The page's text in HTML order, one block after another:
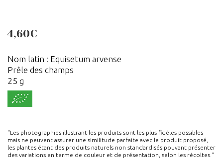
4,60€
Nom latin : Equisetum arvense
Prêle des champs
25 g
"Les photographies illustrant les produits sont les plus fidèles possibles
mais ne peuvent assurer une similitude parfaite avec le produit proposé,
les plantes étant des produits naturels non standardisés pouvant présenter
des variations en terme de couleur et de présentation, selon les récoltes."